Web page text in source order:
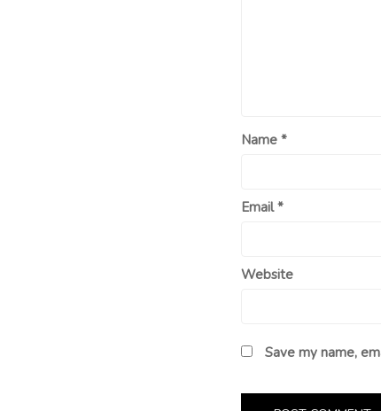
Name *
Email*
Website
Save my name,